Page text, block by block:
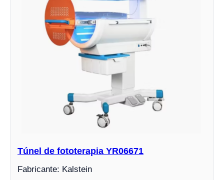
Túnel de fototerapia YR06671
Fabricante: Kalstein